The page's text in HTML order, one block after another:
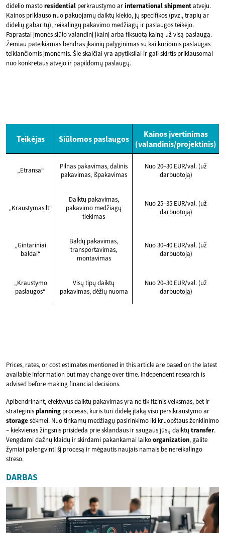
didelio mastoresidential perkraustymo arinternationalshipmentatveju.
Kainos priklauso nuo pakuojamų daiktų kiekio, jų specifikos (pvz., trapių ar
didelių gabaritų), reikalingų pakavimo medžiagų ir paslaugos teikėjo.
Paprastai įmonės siūlo valandinį įkainį arba fiksuotą kainą už visą paslaugą.
Žemiau pateikiamas bendras įkainių palyginimas su kai kuriomis paslaugas
teikiančiomis įmonėmis. Šie skaičiai yra apytiksliai ir gali skirtis priklausomai
nuo konkretaus atvejo ir papildomų paslaugų.
Teikėjas Siūlomos paslaugos
Kainos įvertinimas
(valandinis/projektinis)
„Etransa“
Pilnas pakavimas, dalinis
pakavimas, išpakavimas
Nuo 20–30 EUR/val. (už
darbuotoją)
„Kraustymas.lt“
Daiktų pakavimas,
pakavimo medžiagų
tiekimas
Nuo 25–35 EUR/val. (už
darbuotoją)
„Gintariniai
baldai“
Baldų pakavimas,
transportavimas,
montavimas
Nuo 30–40 EUR/val. (už
darbuotoją)
„Kraustymo
paslaugos“
Visų tipų daiktų
pakavimas, dėžių nuoma
Nuo 20–30 EUR/val. (už
darbuotoją)
Prices, rates, or cost estimates mentioned in this article are based on the latest
available information but may change over time. Independent research is
advised before making financial decisions.
Apibendrinant, efektyvus daiktų pakavimas yra ne tik fizinis veiksmas, bet ir
strateginisplanning procesas, kuris turi didelę įtaką viso persikraustymo ar
storagesėkmei. Nuo tinkamų medžiagų pasirinkimo iki kruopštaus ženklinimo
– kiekvienas žingsnis prisideda prie sklandaus ir saugaus jūsų daiktų transfer.
Vengdami dažnų klaidų ir skirdami pakankamai laikoorganization, galite
žymiai palengvinti šį procesą ir mėgautis naujais namais be nereikalingo
streso.
DARBAS